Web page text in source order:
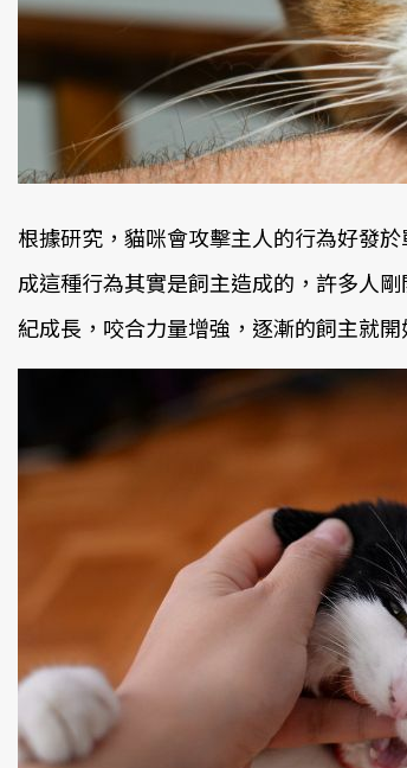
根據研究，貓咪會攻擊主人的行為好發
成這種行為其實是飼主造成的，許多人
紀成長，咬合力量增強，逐漸的飼主就